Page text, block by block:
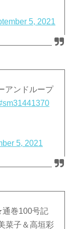
5, 2021
アンドループ
5, 2021
巻100号記
菜子＆高垣彩